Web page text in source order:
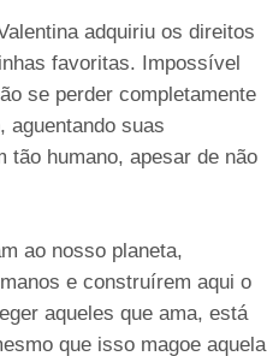
adquiriu os direitos
favoritas. Impossível
se perder completamente
aguentando suas
tão humano, apesar de não
ao nosso planeta,
e construírem aqui o
aqueles que ama, está
que isso magoe aquela